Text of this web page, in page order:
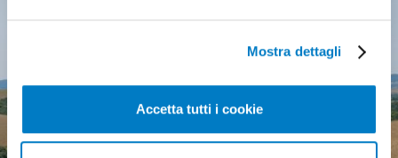
Mostra dettagli
Accetta tutti i cookie